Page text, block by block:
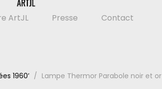
ArtJL Presse Contact
1960’ Lampe Thermor Parabole noir et or